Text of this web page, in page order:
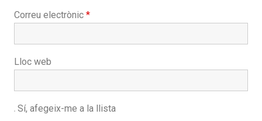
Correu electrònic *
Lloc web
Sí, afegeix-me a la llista